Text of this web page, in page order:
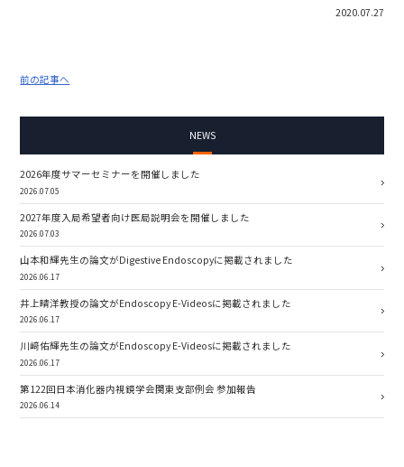
2020.07.27
前の記事へ
NEWS
2026年度サマーセミナーを開催しました
2026.07.05
2027年度入局希望者向け医局説明会を開催しました
2026.07.03
山本和輝先生の論文がDigestive Endoscopyに掲載されました
2026.06.17
井上晴洋教授の論文がEndoscopy E-Videosに掲載されました
2026.06.17
川﨑佑輝先生の論文がEndoscopy E-Videosに掲載されました
2026.06.17
第122回日本消化器内視鏡学会関東支部例会 参加報告
2026.06.14